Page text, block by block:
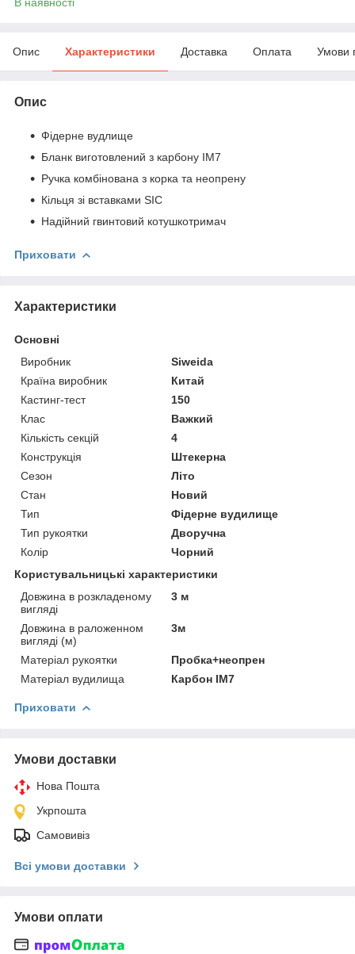
Опис Характеристики Доставка Оплата Умови
Опис
Фідерне вудлище
Бланк виготовлений з карбону IM7
Ручка комбінована з корка та неопрену
Кільця зі вставками SIC
Надійний гвинтовий котушкотримач
Приховати
Характеристики
Основні
Виробник
Siweida
Країна виробник
Китай
Кастинг-тест
150
Клас
Важкий
Кількість секцій
4
Конструкція
Штекерна
Сезон
Літо
Стан
Новий
Тип
Фідерне вудилище
Тип рукоятки
Дворучна
Колір
Чорний
Користувальницькі характеристики
Довжина в розкладеному
вигляді
3 м
Довжина в раложенном
вигляді (м)
3м
Матеріал рукоятки
Пробка+неопрен
Матеріал вудилища
Карбон IM7
Приховати
Умови доставки
Нова Пошта
Укрпошта
Самовивіз
Всі умови доставки
Умови оплати